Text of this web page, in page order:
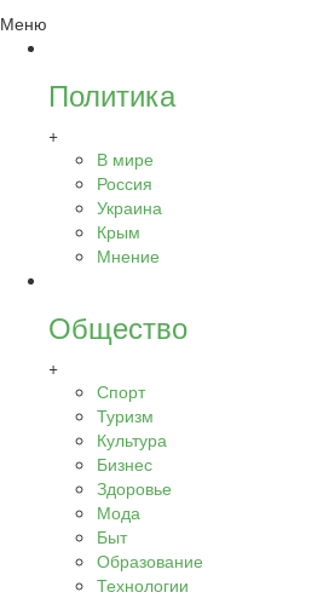
Меню
Политика
+
В мире
Россия
Украина
Крым
Мнение
Общество
+
Спорт
Туризм
Культура
Бизнес
Здоровье
Мода
Быт
Образование
Технологии